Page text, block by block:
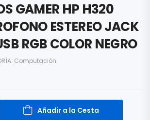
GAMER HP H320
ESTEREO JACK
RGB COLOR NEGRO
Computación
Añadir a la Cesta